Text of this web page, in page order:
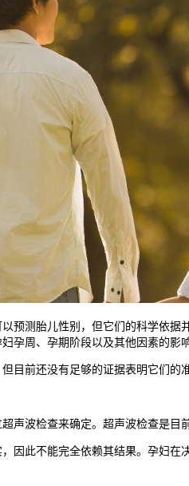
测胎儿性别，但它们的科学依据
孕周、孕期阶段以及其他因素的影
前还没有足够的证据表明它们的
波检查来确定。超声波检查是目
此不能完全依赖其结果。孕妇在